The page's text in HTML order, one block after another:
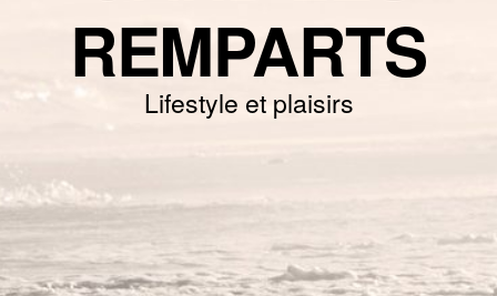
REMPARTS
Lifestyle et plaisirs